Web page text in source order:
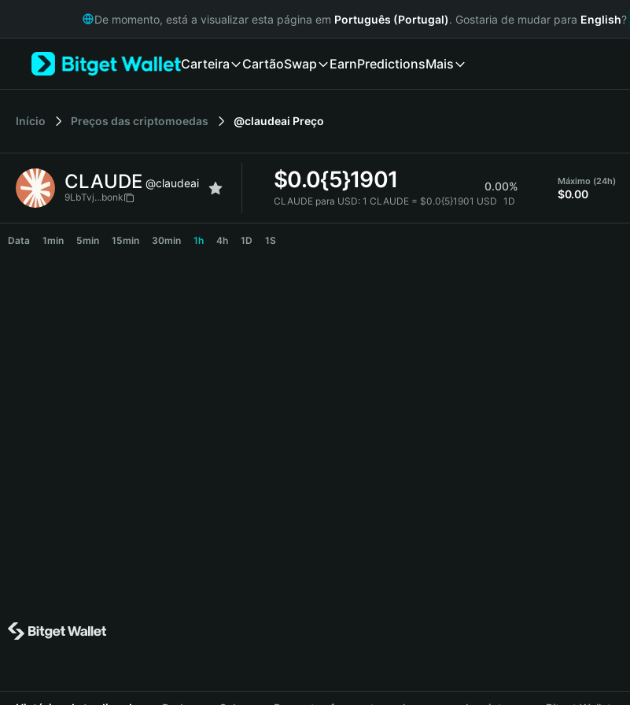
Русский
Italiano
简体中文
繁體中文
Bahasa Indonesia
De momento, está a visualizar esta página em Português (Portugal). Gostaria de mudar para English?
Carteira CartãoSwap EarnPredictionsMais
Início Preços das criptomoedas @claudeai Preço
CLAUDE @claudeai
9LbTvj...bonk
$0.0{5}1901 0.00%
CLAUDE para USD: 1 CLAUDE = $0.0{5}1901 USD 1D
Máximo (24h)
$0.00
Data 1min 5min 15min 30min 1h 4h 1D 1S